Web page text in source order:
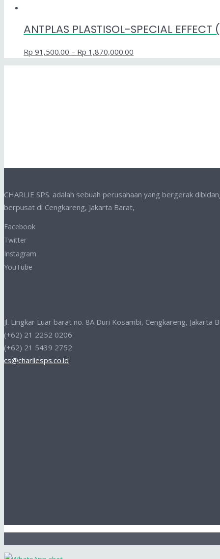
ANTPLAS PLASTISOL-SPECIAL EFFECT
Rp 91,500.00 – Rp 1,870,000.00
CHARLIE SPS. adalah sebuah perusahaan yang bergerak
berpusat di Cengkareng, Jakarta Barat,
Facebook
Twitter
Instagram
YouTube
Jl. Lingkar Luar barat no. 8A Duri Kosambi, Cengkareng, Jakarta
(+62) 21 2252 0206
(+62) 21 5439 2752
cs@charliesps.co.id